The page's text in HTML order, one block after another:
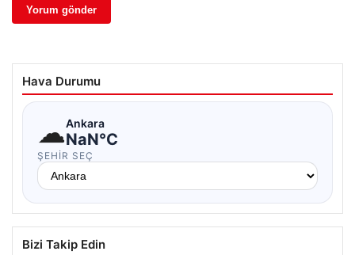
Hava Durumu
☁Ankara
NaN°C
ŞEHIR SEÇ
Bizi Takip Edin